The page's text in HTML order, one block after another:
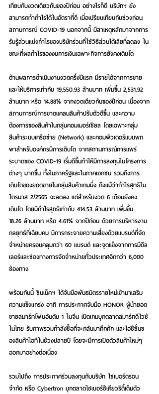
เทียบกับงวดเดียวกันของปีก่อน อย่างไรก็ดี บริษัทฯ ยัง
สามารถทำกำไรได้ในอัตราที่ดี เมื่อเปรียบเทียบกับช่วงก่อน
สถานการณ์ COVID-19 นอกจากนี้ มีสาเหตุหลักมาจากการ
รับรู้ส่วนแบ่งกำไรของบริษัทร่วมที่ใช้วิธีส่วนได้เสียที่ลดลง ใน
ขณะที่ผลกำไรของงบการเงินเฉพาะกิจการยังคงเติบโต
ด้านผลการดำเนินงานงวดครึ่งปีแรก มีรายได้จากการขาย
และให้บริการเท่ากับ 19,550.93 ล้านบาท เพิ่มขึ้น 2,531.92
ล้านบาท หรือ 14.88% จากงวดเดียวกันของปีก่อน เนื่องจาก
สถานการณ์การขาดแคลนสินค้าปรับตัวดีขึ้น และความ
ต้องการของสินค้าในกลุ่มคอมเมอร์เชียล โดยเฉพาะกลุ่ม
สินค้าระบบเครือข่าย (Network) และคอมพิวเตอร์แบบพก
พาสำหรับองค์กรมีการเติบโต จากสถานการณ์การแพร่
ระบาดของ COVID-19 เริ่มดีขึ้นทำให้มีการลงทุนในโครงการ
ต่างๆ มากขึ้น ทั้งในภาครัฐและในภาคเอกชน รวมถึงการ
เติบโตของยอดขายในกลุ่มสินค้าเกมมิ่ง ถึงแม้ว่ากำไรสุทธิใน
ไตรมาส 2/2565 จะลดลง แต่สำหรับงวด 6 เดือนยังคง
เติบโต โดยมีกำไรสุทธิเท่ากับ 414.53 ล้านบาท เพิ่มขึ้น
18.26 ล้านบาท หรือ 4.61% จากปีก่อน ด้วยการบริหารงาน
กลยุทธ์ที่เฉียบคม มีการกระจายความเสี่ยงด้วยแบรนด์ที่จัด
จำหน่ายครอบคลุมกว่า 60 แบรนด์ และจุดแข็งจากการมีดีล
เลอร์และช่องทางการจัดจำหน่ายทั่วประเทศอีกกว่า 6,000
ช่องทาง
พร้อมกันนี้ ซินเน็คฯ ได้จับมือพันธมิตรรายใหม่เข้ามาเสริม
ความแข็งแกร่ง อาทิ การประกาศจับมือ HONOR ผู้นำยอด
ขายสมาร์ทโฟนอันดับ 1 ในจีน เปิดเกมบุกตลาดสมาร์ทดีไวซ์
ในไทย รับภาพรวมกำลังซื้อที่จะกลับมาคึกคัก และไฮซีซั่นข
องสินค้าไอทีในช่วงปลายปี โดยจะมีการเปิดตัวสินค้าใหม่ๆ
ออกมาอย่างต่อเนื่อง
รวมไปถึง การประกาศร่วมลงทุนกับบริษัท ไซเบอร์ตรอน
จำกัด หรือ Cybertron บุกตลาดไซเบอร์ซีเคียวริตี้เต็มตัว